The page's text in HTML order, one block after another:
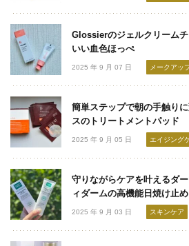
Glossierのジェルクリーム
いい血色ほっぺ
2025 年 9 月 07 日 メークアッ
簡単ステップで朝の手触り
スのトリートメントパッド
2025 年 9 月 05 日 エイジング
守りながらケアを叶えるダ
ィダームの高機能日焼け止め
2025 年 9 月 03 日 スキンケア